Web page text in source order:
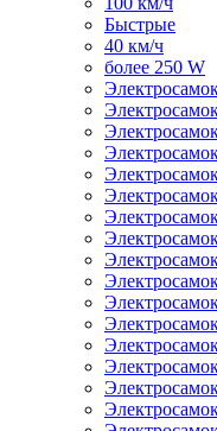
Быстрые
40 км/ч
более 250 W